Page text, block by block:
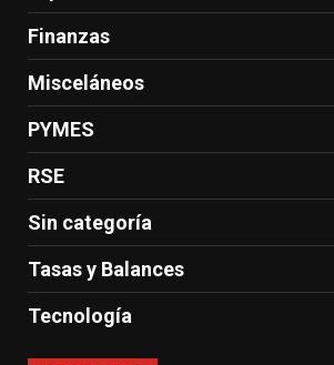
Finanzas
Misceláneos
PYMES
RSE
Sin categoría
Tasas y Balances
Tecnología